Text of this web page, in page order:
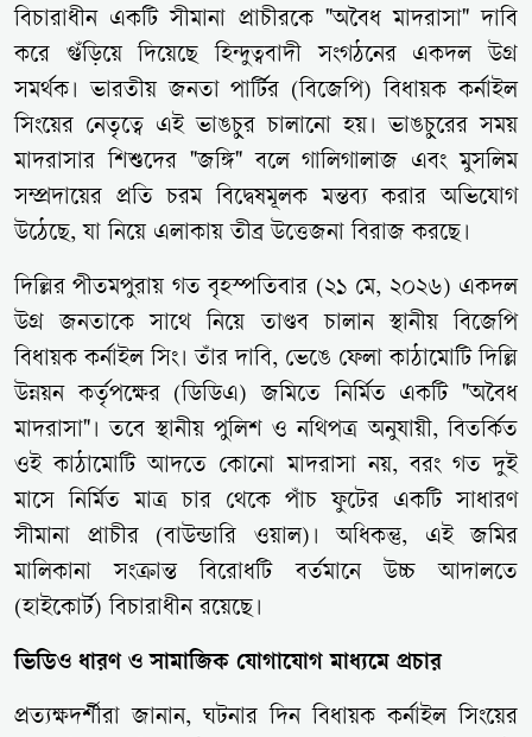
বিচারাধীন একটি সীমানা প্রাচীরকে "অবৈধ মাদরাসা" দাবি
করে গুঁড়িয়ে দিয়েছে হিন্দুত্ববাদী সংগঠনের একদল উগ্র
সমর্থক। ভারতীয় জনতা পার্টির (বিজেপি) বিধায়ক কর্নাইল
সিংয়ের নেতৃত্বে এই ভাঙচুর চালানো হয়। ভাঙচুরের সময়
মাদরাসার শিশুদের "জঙ্গি" বলে গালিগালাজ এবং মুসলিম
সম্প্রদায়ের প্রতি চরম বিদ্বেষমূলক মন্তব্য করার অভিযোগ
উঠেছে, যা নিয়ে এলাকায় তীব্র উত্তেজনা বিরাজ করছে।
দিল্লির পীতমপুরায় গত বৃহস্পতিবার (২১ মে, ২০২৬) একদল
উগ্র জনতাকে সাথে নিয়ে তাণ্ডব চালান স্থানীয় বিজেপি
বিধায়ক কর্নাইল সিং। তাঁর দাবি, ভেঙে ফেলা কাঠামোটি দিল্লি
উন্নয়ন কর্তৃপক্ষের (ডিডিএ) জমিতে নির্মিত একটি "অবৈধ
মাদরাসা"। তবে স্থানীয় পুলিশ ও নথিপত্র অনুযায়ী, বিতর্কিত
ওই কাঠামোটি আদতে কোনো মাদরাসা নয়, বরং গত দুই
মাসে নির্মিত মাত্র চার থেকে পাঁচ ফুটের একটি সাধারণ
সীমানা প্রাচীর (বাউন্ডারি ওয়াল)। অধিকন্তু, এই জমির
মালিকানা সংক্রান্ত বিরোধটি বর্তমানে উচ্চ আদালতে
(হাইকোর্ট) বিচারাধীন রয়েছে।
ভিডিও ধারণ ও সামাজিক যোগাযোগ মাধ্যমে প্রচার
প্রত্যক্ষদর্শীরা জানান, ঘটনার দিন বিধায়ক কর্নাইল সিংয়ের